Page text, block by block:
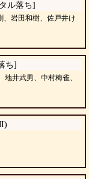
ル落ち]
、岩田和樹、佐戸井け
ち]
井武男、中村梅雀、